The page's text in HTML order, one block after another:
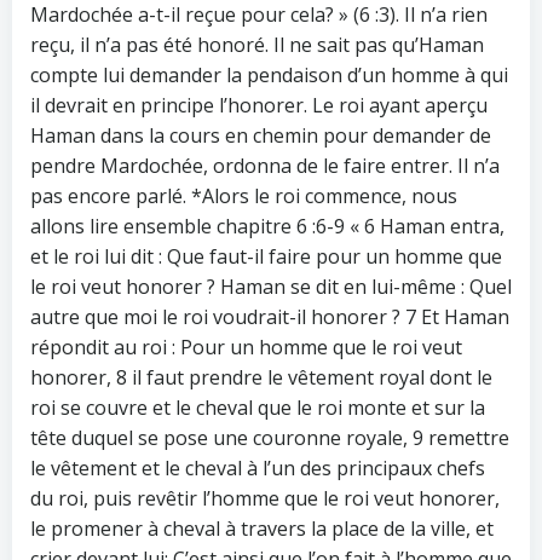
Mardochée a-t-il reçue pour cela? » (6 :3). Il n’a rien
reçu, il n’a pas été honoré. Il ne sait pas qu’Haman
compte lui demander la pendaison d’un homme à qui
il devrait en principe l’honorer. Le roi ayant aperçu
Haman dans la cours en chemin pour demander de
pendre Mardochée, ordonna de le faire entrer. Il n’a
pas encore parlé. *Alors le roi commence, nous
allons lire ensemble chapitre 6 :6-9 « 6 Haman entra,
et le roi lui dit : Que faut-il faire pour un homme que
le roi veut honorer ? Haman se dit en lui-même : Quel
autre que moi le roi voudrait-il honorer ? 7 Et Haman
répondit au roi : Pour un homme que le roi veut
honorer, 8 il faut prendre le vêtement royal dont le
roi se couvre et le cheval que le roi monte et sur la
tête duquel se pose une couronne royale, 9 remettre
le vêtement et le cheval à l’un des principaux chefs
du roi, puis revêtir l’homme que le roi veut honorer,
le promener à cheval à travers la place de la ville, et